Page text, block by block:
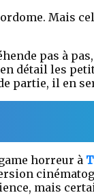
Mais
pas à
détail les
partie, il en
horreur à
mais